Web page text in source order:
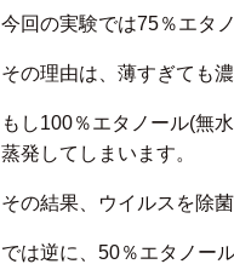
今回の実験では75％エタ
その理由は、薄すぎても
もし100％エタノール(無
蒸発してしまいます。
その結果、ウイルスを除
では逆に、50％エタノー